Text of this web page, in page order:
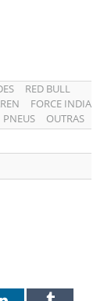
RED BULL
FORCE INDIA
PNEUS
OUTRAS